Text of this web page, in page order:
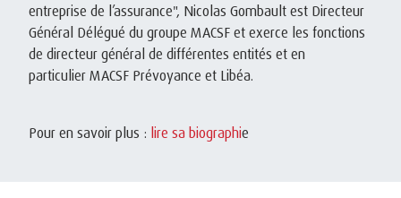
entreprise de l’assurance", Nicolas Gombault est Directeur
Général Délégué du groupe MACSF et exerce les fonctions
de directeur général de différentes entités et en
particulier MACSF Prévoyance et Libéa.
Pour en savoir plus : lire sa biographie